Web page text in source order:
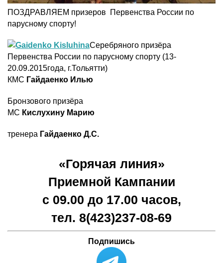
«Горячая линия»
Приемной Кампании
с 09.00 до 17.00 часов,
тел. 8(423)237-08-69
Подпишись
ПОЗДРАВЛЯЕМ призеров Первенства России по
парусному спорту!
Серебряного призёра
Первенства России по парусному спорту (13-
20.09.2015года, г.Тольятти)
КМС Гайдаенко Илью
Бронзового призёра
МС Кислухину Марию
тренера Гайдаенко Д.С.